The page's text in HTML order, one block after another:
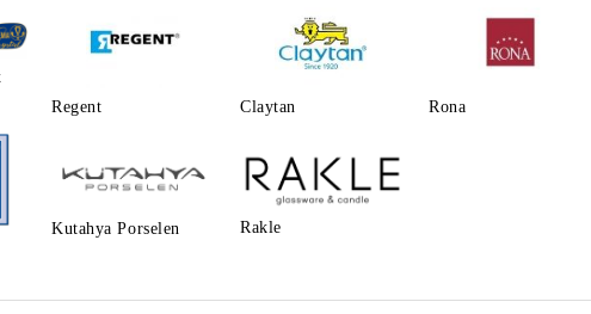
Regent
Claytаn Rona
Kutahya Porselen Rakle